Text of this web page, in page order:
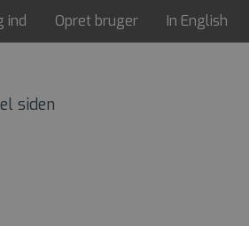
ind Opret bruger In English
siden